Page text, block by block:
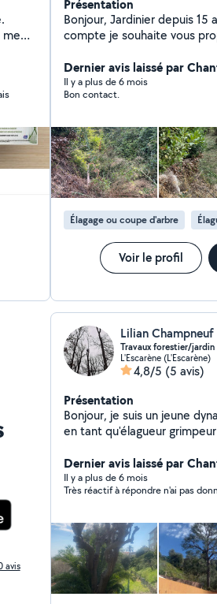
me
6
Présentation
Bonjour, Jardinier depuis 15 ans et depuis 2014 à mon
compte je souhaite vous
travaillé et évacué les végétaux Je reste à
Dernier avis laissé par
Il y a plus de 6 mois
Bon contact.
Élagage ou coupe d'arbre
Voir le profil
avis
Lilian Champneuf
Travaux forestier/jardin
L'Escarène (L'Escarène)
4,8/5 (5 avis)
Présentation
Bonjour, je suis un jeune
en tant qu'élagueur
arbres Vous conseiller sur la
vos arbres Taille de bois morts
Dernier avis laissé par
Il y a plus de 6 mois
Très réactif à répondre